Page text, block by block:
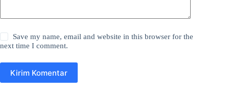
Save my name, email and website in this browser for the
next time I comment.
Kirim Komentar